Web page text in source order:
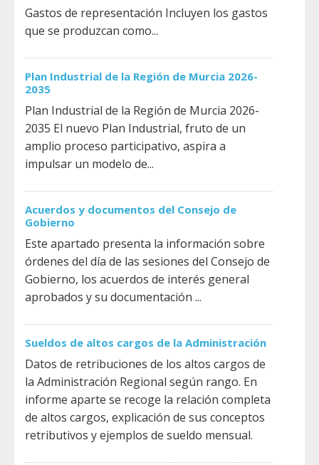
Gastos de representación Incluyen los gastos
que se produzcan como...
Plan Industrial de la Región de Murcia 2026-
2035
Plan Industrial de la Región de Murcia 2026-
2035 El nuevo Plan Industrial, fruto de un
amplio proceso participativo, aspira a
impulsar un modelo de...
Acuerdos y documentos del Consejo de
Gobierno
Este apartado presenta la información sobre
órdenes del día de las sesiones del Consejo de
Gobierno, los acuerdos de interés general
aprobados y su documentación ...
Sueldos de altos cargos de la Administración
Datos de retribuciones de los altos cargos de
la Administración Regional según rango. En
informe aparte se recoge la relación completa
de altos cargos, explicación de sus conceptos
retributivos y ejemplos de sueldo mensual.